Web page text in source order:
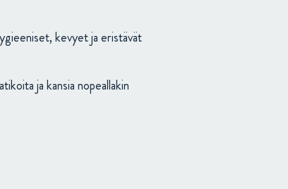
kevyet ja eristävät
ja kansia nopeallakin